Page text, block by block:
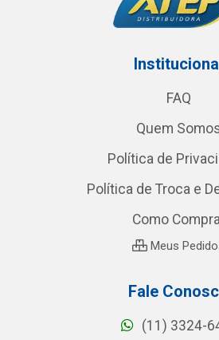
FAQ
Quem
Política de
Política de Troca e
Como
Meus
Fale
(11) 3324-